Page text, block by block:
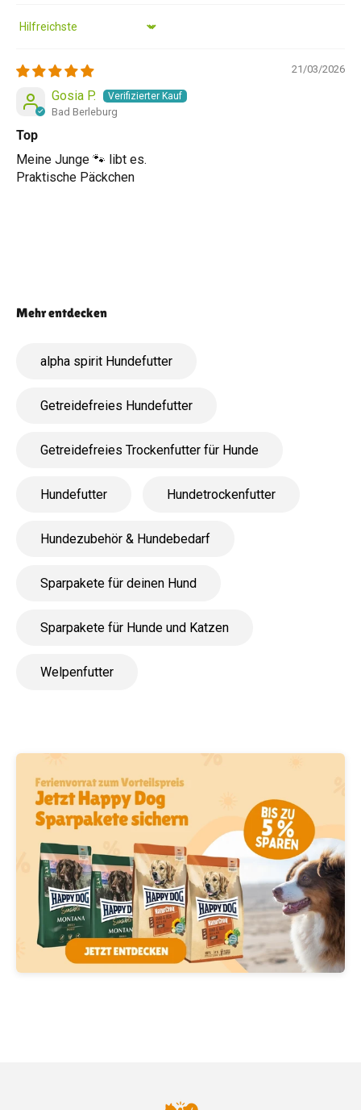
Sort by
21/03/2026
Gosia P.
Bad Berleburg
Top
Meine Junge 🐾 libt es.
Praktische Päckchen
alpha spirit Hundefutter
Getreidefreies Hundefutter
Getreidefreies Trockenfutter für Hunde
Hundefutter Hundetrockenfutter
Hundezubehör & Hundebedarf
Sparpakete für deinen Hund
Sparpakete für Hunde und Katzen
Welpenfutter